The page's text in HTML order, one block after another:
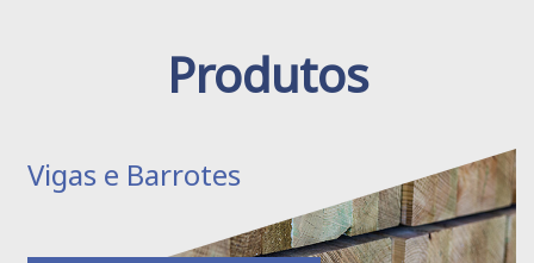
Produtos
Vigas e Barrotes